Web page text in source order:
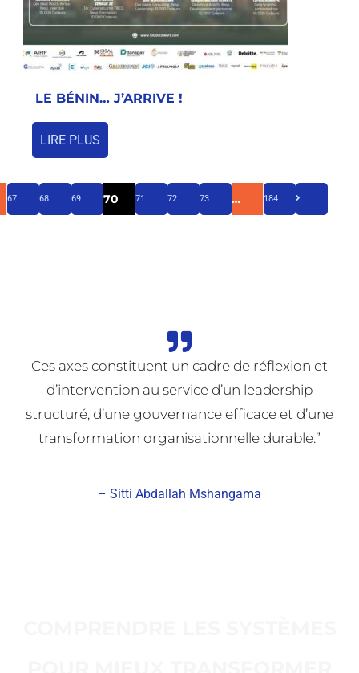
LE BÉNIN… J’ARRIVE !
LIRE PLUS
67 68 69 70 71 72 73 … 184
Ces axes constituent un cadre de réflexion et
d’intervention au service d’un leadership
structuré, d’une gouvernance efficace et d’une
transformation organisationnelle durable.”
– Sitti Abdallah Mshangama